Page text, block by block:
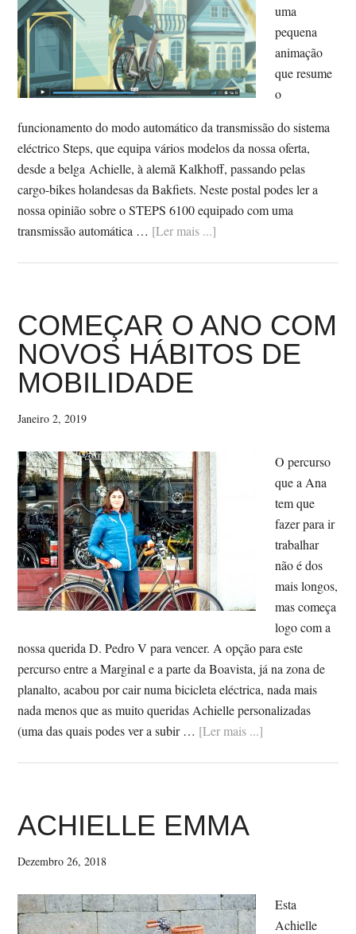
uma
pequena
animação
que resume
o
funcionamento do modo automático da transmissão do sistema
eléctrico Steps, que equipa vários modelos da nossa oferta,
desde a belga Achielle, à alemã Kalkhoff, passando pelas
cargo-bikes holandesas da Bakfiets. Neste postal podes ler a
nossa opinião sobre o STEPS 6100 equipado com uma
transmissão automática … [Ler mais ...]
SISTEMA
ELÉCTRICO
SHIMANO
COMEÇAR O ANO COM
NOVOS HÁBITOS DE
MOBILIDADE
Janeiro 2, 2019
O percurso
que a Ana
tem que
fazer para ir
trabalhar
não é dos
mais longos,
mas começa
logo com a
nossa querida D. Pedro V para vencer. A opção para este
percurso entre a Marginal e a parte da Boavista, já na zona de
planalto, acabou por cair numa bicicleta eléctrica, nada mais
nada menos que as muito queridas Achielle personalizadas
(uma das quais podes ver a subir … [Ler mais ...]
ACHIELLE EMMA
Dezembro 26, 2018
Esta
Achielle